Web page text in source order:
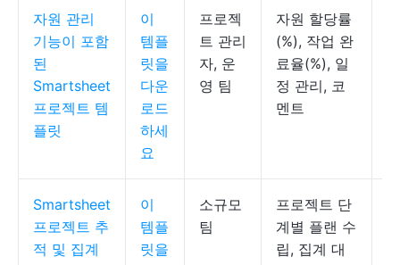
자원 관리
기능이 포함
된
Smartsheet
프로젝트 템
플릿
이
템플
릿을
다운
로드
하세
요
프로젝
트 관리
자, 운
영 팀
자원 할당률
(%), 작업 완
료율(%), 일
정 관리, 코
멘트
Smartsheet
프로젝트 추
적 및 집계
이
템플
릿을
소규모
팀
프로젝트 단
계별 플랜 수
립, 집계 대